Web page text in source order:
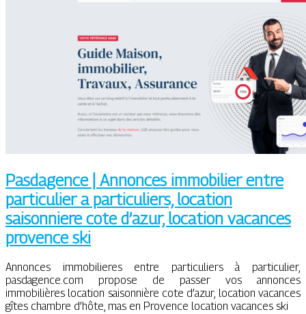
Pasdagence | Annonces immobilier entre
particulier a par­ticu­liers, location
saisonniere cote d’azur, location vacances
provence ski
Annonces immobilieres entre particuliers à particulier,
pasdagence.com propose de passer vos annonces
immobilières location saisonnière cote d’azur, location vacances
gîtes chambre d’hôte, mas en Provence location vacances ski